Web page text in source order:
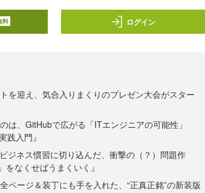
料 ログイン
を迎え、気合入りまくりのプレゼン大会がスター
は、GitHubで広がる「ITエンジニアの可能性」
践入門』
ジネス慣習に切り込んだ、衝撃の（？）問題作
をなくせばうまくいく』
ページ＆装丁にも手を入れた、“正真正銘”の新装版